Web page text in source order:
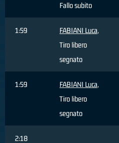
Fallo subito
1:59 FABIANI Luca,
Tiro libero
segnato
1:59 FABIANI Luca,
Tiro libero
segnato
2:18